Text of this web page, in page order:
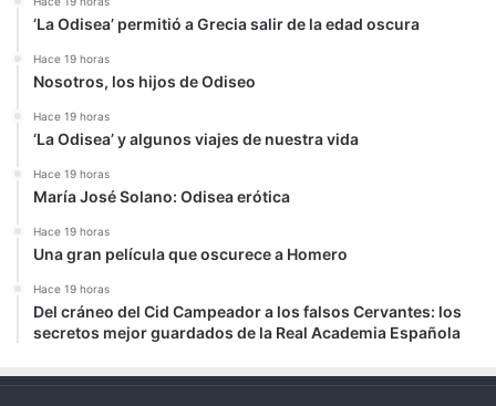
‘La Odisea’ permitió a Grecia salir de la edad oscura
Hace 19 horas
Nosotros, los hijos de Odiseo
Hace 19 horas
‘La Odisea’ y algunos viajes de nuestra vida
Hace 19 horas
María José Solano: Odisea erótica
Hace 19 horas
Una gran película que oscurece a Homero
Hace 19 horas
Del cráneo del Cid Campeador a los falsos Cervantes: los
secretos mejor guardados de la Real Academia Española